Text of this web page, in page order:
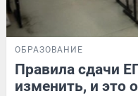
ОБРАЗОВАНИЕ
Правила сдачи
изменить, и это